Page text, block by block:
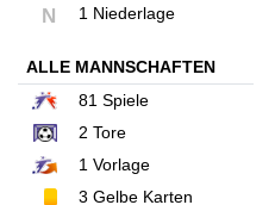
N 1 Niederlage
ALLE MANNSCHAFTEN
81 Spiele
2 Tore
1 Vorlage
3 Gelbe Karten